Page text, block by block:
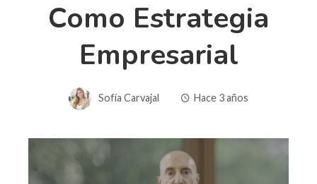
Como Estrategia
Empresarial
Sofía Carvajal Hace 3 años